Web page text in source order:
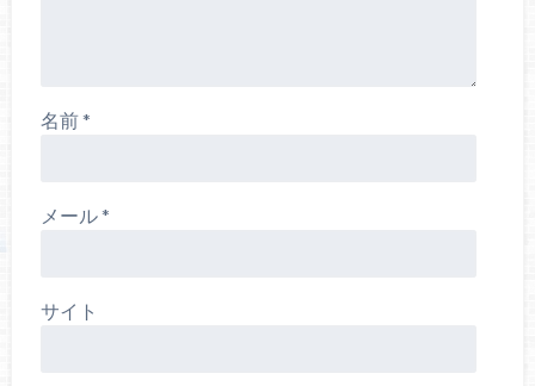
名前*
メール*
サイト